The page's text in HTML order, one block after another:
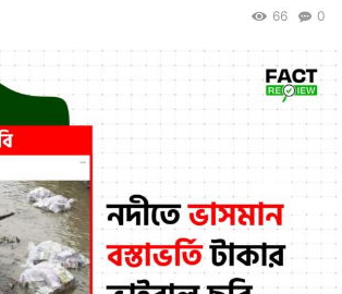
0
66